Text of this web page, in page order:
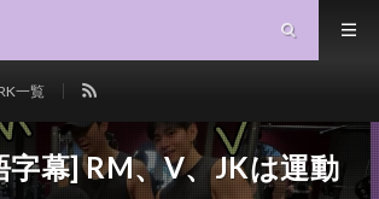
一覧
字幕] RM、V、JKは運動